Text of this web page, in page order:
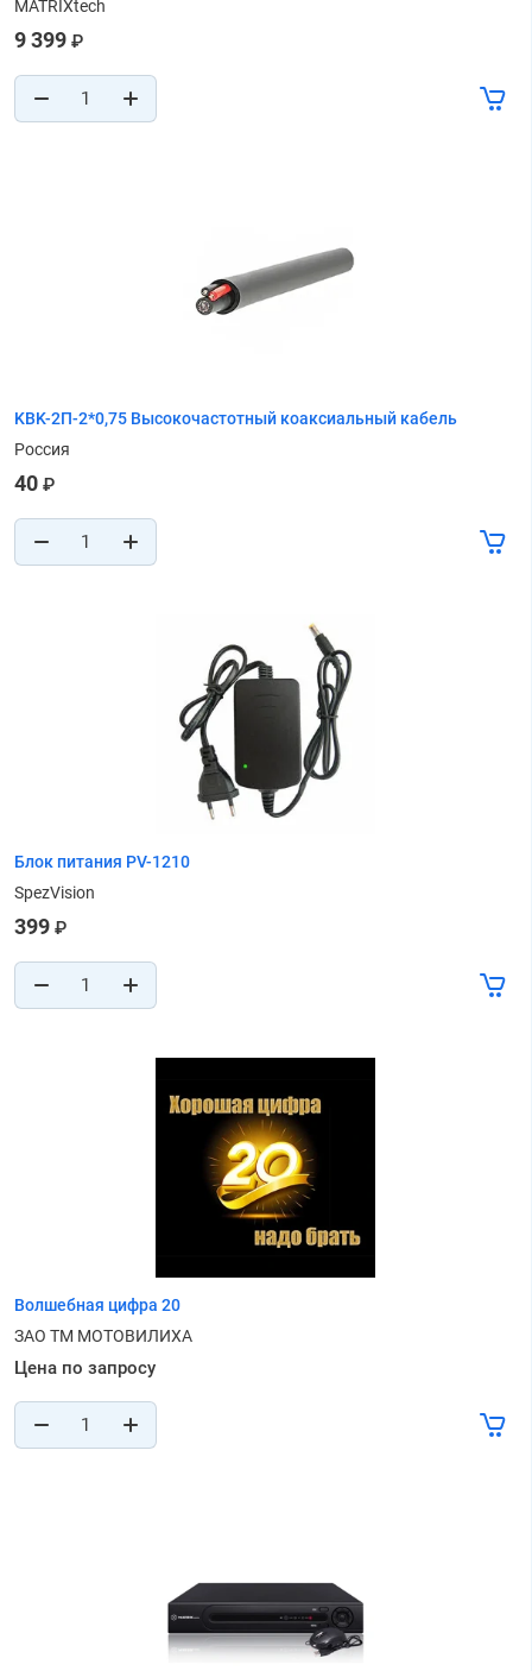
MATRIXtech
9 399 ₽
KВK-2П-2*0,75 Высокочастотный коаксиальный кабель
Россия
40 ₽
Блок питания PV-1210
SpezVision
399 ₽
Волшебная цифра 20
ЗАО ТМ МОТОВИЛИХА
Цена по запросу